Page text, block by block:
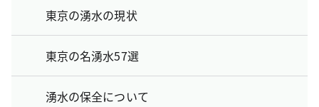
東京の湧水の現状
東京の名湧水57選
湧水の保全について